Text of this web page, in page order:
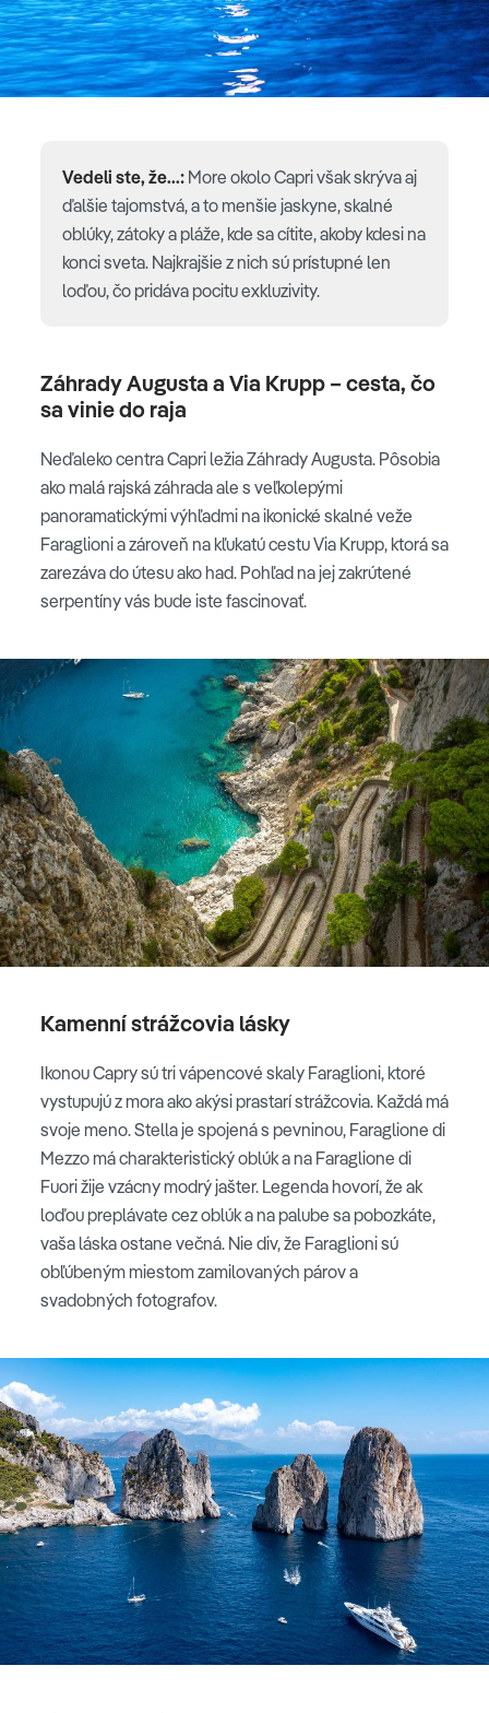
Vedeli ste, že...: More okolo Capri však skrýva aj
ďalšie tajomstvá, a to menšie jaskyne, skalné
oblúky, zátoky a pláže, kde sa cítite, akoby kdesi na
konci sveta. Najkrajšie z nich sú prístupné len
loďou, čo pridáva pocitu exkluzivity.
Záhrady Augusta a Via Krupp – cesta, čo
sa vinie do raja
Neďaleko centra Capri ležia Záhrady Augusta. Pôsobia
ako malá rajská záhrada ale s veľkolepými
panoramatickými výhľadmi na ikonické skalné veže
Faraglioni a zároveň na kľukatú cestu Via Krupp, ktorá sa
zarezáva do útesu ako had. Pohľad na jej zakrútené
serpentíny vás bude iste fascinovať.
Kamenní strážcovia lásky
Ikonou Capry sú tri vápencové skaly Faraglioni, ktoré
vystupujú z mora ako akýsi prastarí strážcovia. Každá má
svoje meno. Stella je spojená s pevninou, Faraglione di
Mezzo má charakteristický oblúk a na Faraglione di
Fuori žije vzácny modrý jašter. Legenda hovorí, že ak
loďou preplávate cez oblúk a na palube sa pobozkáte,
vaša láska ostane večná. Nie div, že Faraglioni sú
obľúbeným miestom zamilovaných párov a
svadobných fotografov.